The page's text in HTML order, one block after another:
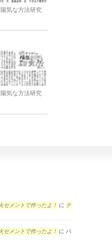
気な方法研究
気な方法研究
セメントで作ったよ！ に テ
セメントで作ったよ！ に パ